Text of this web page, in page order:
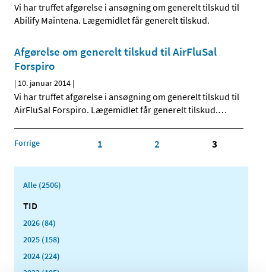
Vi har truffet afgørelse i ansøgning om generelt tilskud til
Abilify Maintena. Lægemidlet får generelt tilskud.
Afgørelse om generelt tilskud til AirFluSal
Forspiro
| 10. januar 2014 |
Vi har truffet afgørelse i ansøgning om generelt tilskud til
AirFluSal Forspiro. Lægemidlet får generelt tilskud.…
Forrige 1 2 3
Alle (2506)
TID
2026 (84)
2025 (158)
2024 (224)